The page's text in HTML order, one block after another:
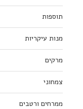
תוספות
מנות עיקריות
מרקים
צמחוני
ממרחים ורטבים